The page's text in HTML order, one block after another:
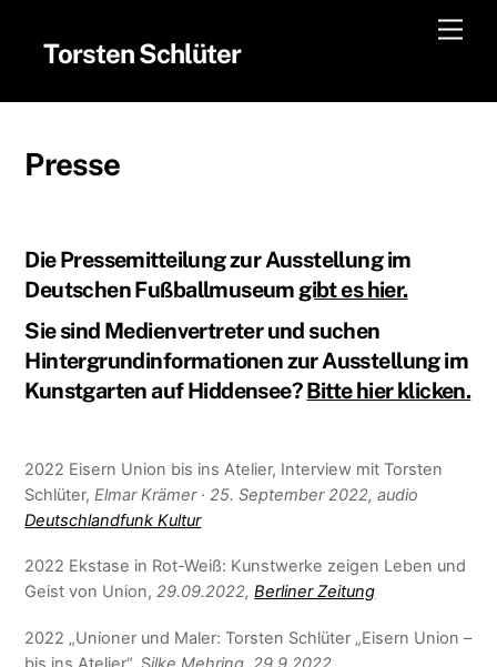
contentTorsten Schlüter
Presse
Die Pressemitteilung zur Ausstellung im
Deutschen Fußballmuseum gibt es hier.
Sie sind Medienvertreter und suchen
Hintergrundinformationen zur Ausstellung im
Kunstgarten auf Hiddensee?Bitte hier klicken.
2022 Eisern Union bis ins Atelier, Interview mit Torsten
Schlüter, Elmar Krämer · 25. September 2022, audio
Deutschlandfunk Kultur
2022 Ekstase in Rot-Weiß: Kunstwerke zeigen Leben und
Geist von Union,29.09.2022,Berliner Zeitung
2022 „Unioner und Maler: Torsten Schlüter „Eisern Union –